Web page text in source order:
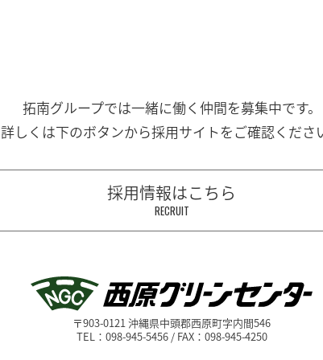
拓南グループでは一緒に働く 仲間を募集中です。
詳しくは下のボタンから採用サイトをご確認くださ
採用情報はこちら
RECRUIT
〒903-0121 沖縄県中頭郡西原町字内間546
TEL：098-945-5456 / FAX：098-945-4250